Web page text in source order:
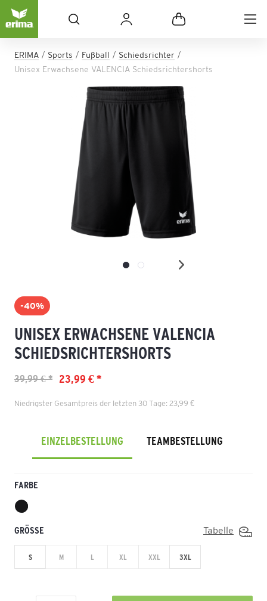
ERIMA Sports Fußball
Schiedsrichter
Unisex Erwachsene VALENCIA Schiedsrichtershorts
-40%
UNISEX ERWACHSENE VALENCIA
SCHIEDSRICHTERSHORTS
23,99 € *
39,99 € *
Niedrigster Gesamtpreis der letzten 30 Tage: 23,99 €
EINZELBESTELLUNG TEAMBESTELLUNG
FARBE
GRÖSSE Tabelle
S M L XL XXL 3XL